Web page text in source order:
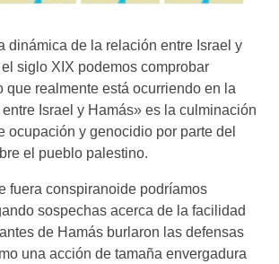
dinámica de la relación entre Israel y
siglo XIX podemos comprobar
que realmente está ocurriendo en la
entre Israel y Hamás» es la culminación
ocupación y genocidio por parte del
el pueblo palestino.
fuera conspiranoide podríamos
sospechas acerca de la facilidad
de Hamás burlaron las defensas
una acción de tamaña envergadura